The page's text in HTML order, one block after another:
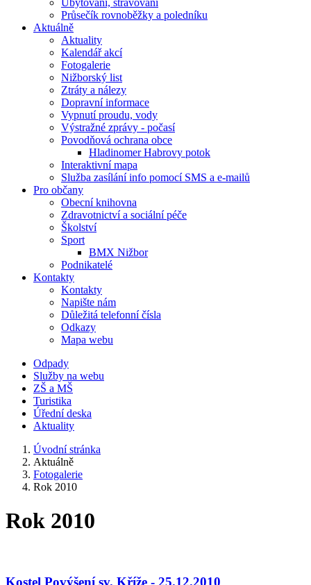
Ubytování, stravování
Průsečík rovnoběžky a poledníku
Aktuálně
Aktuality
Kalendář akcí
Fotogalerie
Nižborský list
Ztráty a nálezy
Dopravní informace
Vypnutí proudu, vody
Výstražné zprávy - počasí
Povodňová ochrana obce
Hladinomer Habrovy potok
Interaktivní mapa
Služba zasílání info pomocí SMS a e-mailů
Pro občany
Obecní knihovna
Zdravotnictví a sociální péče
Školství
Sport
BMX Nižbor
Podnikatelé
Kontakty
Kontakty
Napište nám
Důležitá telefonní čísla
Odkazy
Mapa webu
Odpady
Služby na webu
ZŠ a MŠ
Turistika
Úřední deska
Aktuality
Úvodní stránka
Aktuálně
Fotogalerie
Rok 2010
Rok 2010
Kostel Povýšení sv. Kříže - 25.12.2010